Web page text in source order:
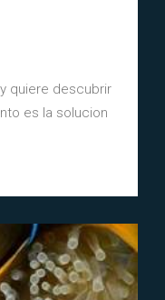
quiere descubrir
es la solucion